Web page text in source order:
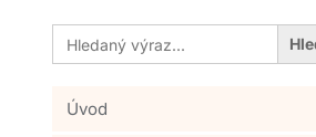
Search
for:
Úvod